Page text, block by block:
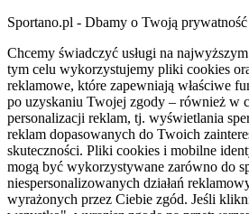
Sportano.pl - Dbamy o Twoją prywatność
Chcemy świadczyć usługi na
tym celu wykorzystujemy pliki cookies
reklamowe, które zapewniają właściwe
po uzyskaniu Twojej zgody – również w
personalizacji reklam, tj. wyświetlania
reklam dopasowanych do Twoich
skuteczności. Pliki cookies i mobilne
mogą być wykorzystywane zarówno do
niespersonalizowanych działań
wyrażonych przez Ciebie zgód. Jeśli